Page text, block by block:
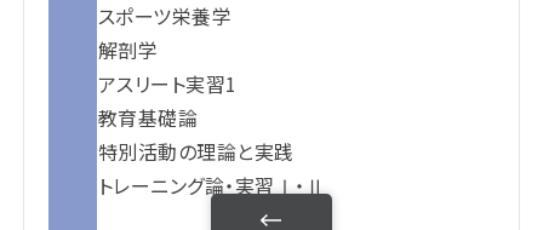
スポーツ栄養学
解剖学
アスリート実習1
教育基礎論
特別活動の理論と実践
トレーニング論・実習Ⅰ・Ⅱ